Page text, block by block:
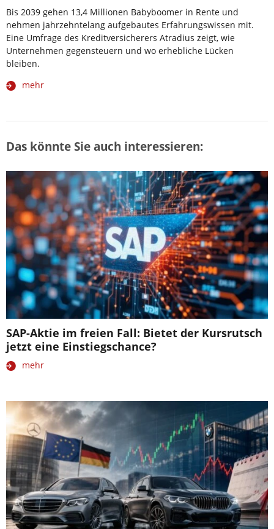
Bis 2039 gehen 13,4 Millionen Babyboomer in Rente und
nehmen jahrzehntelang aufgebautes Erfahrungswissen mit.
Eine Umfrage des Kreditversicherers Atradius zeigt, wie
Unternehmen gegensteuern und wo erhebliche Lücken
bleiben.
mehr
Das könnte Sie auch interessieren:
SAP-Aktie im freien Fall: Bietet der Kursrutsch
jetzt eine Einstiegschance?
mehr